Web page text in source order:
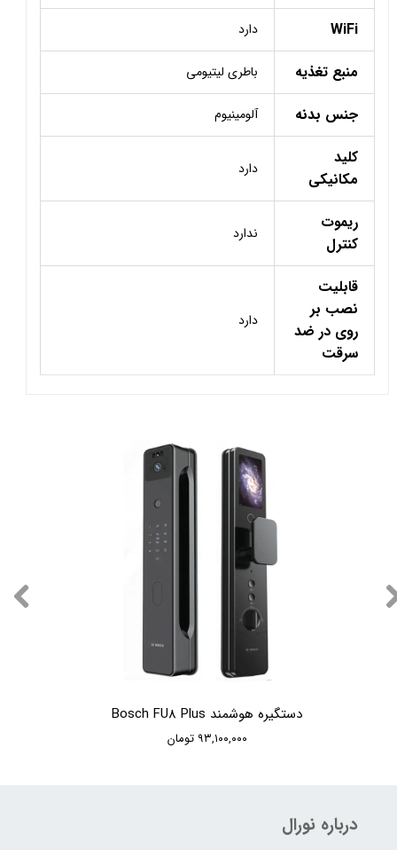
WiFi دارد
منبع تغذیه باطری لیتیومی
جنس بدنه آلومینیوم
کلید
مکانیکی
دارد
ریموت
کنترل
ندارد
قابلیت
نصب بر
روی در ضد
سرقت
دارد
دستگیره هوشمند Bosch FU8 Plus
۹۳,۱۰۰,۰۰۰ تومان
درباره نورال